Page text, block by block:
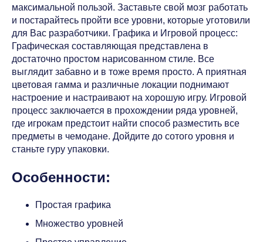
максимальной пользой. Заставьте свой мозг работать
и постарайтесь пройти все уровни, которые уготовили
для Вас разработчики. Графика и Игровой процесс:
Графическая составляющая представлена в
достаточно простом нарисованном стиле. Все
выглядит забавно и в тоже время просто. А приятная
цветовая гамма и различные локации поднимают
настроение и настраивают на хорошую игру. Игровой
процесс заключается в прохождении ряда уровней,
где игрокам предстоит найти способ разместить все
предметы в чемодане. Дойдите до сотого уровня и
станьте гуру упаковки.
Особенности:
Простая графика
Множество уровней